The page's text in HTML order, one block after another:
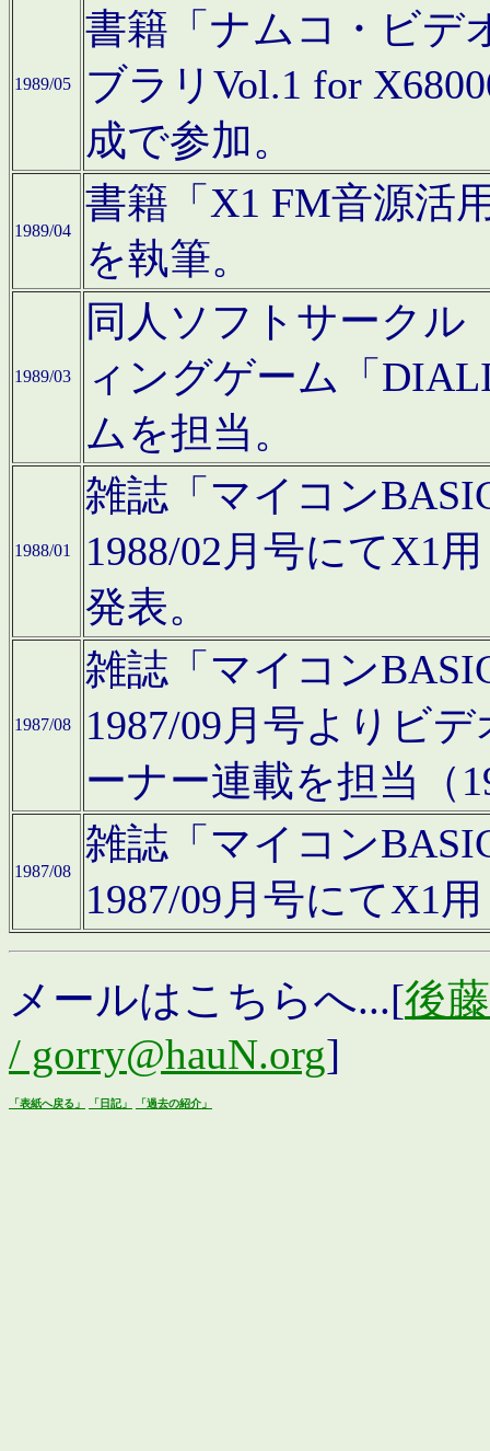
1989/05
書籍「ナムコ・ビデ
ブラリVol.1 for
成で参加。
1989/04
書籍「X1 FM音源活
を執筆。
1989/03
同人ソフトサークル
ィングゲーム「
ムを担当。
1988/01
雑誌「マイコン
1988/02月号にてX1
発表。
1987/08
雑誌「マイコン
1987/09月号よりビ
ーナー連載を担当（
1987/08
雑誌「マイコン
1987/09月号にてX1
メールはこちらへ...[後
/ gorry@hauN.org]
「表紙へ戻る」 「日記」 「過去の紹介」